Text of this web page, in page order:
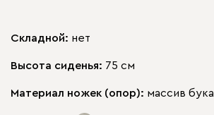
Складной: нет
Высота сиденья: 75 см
Материал ножек (опор): массив бука